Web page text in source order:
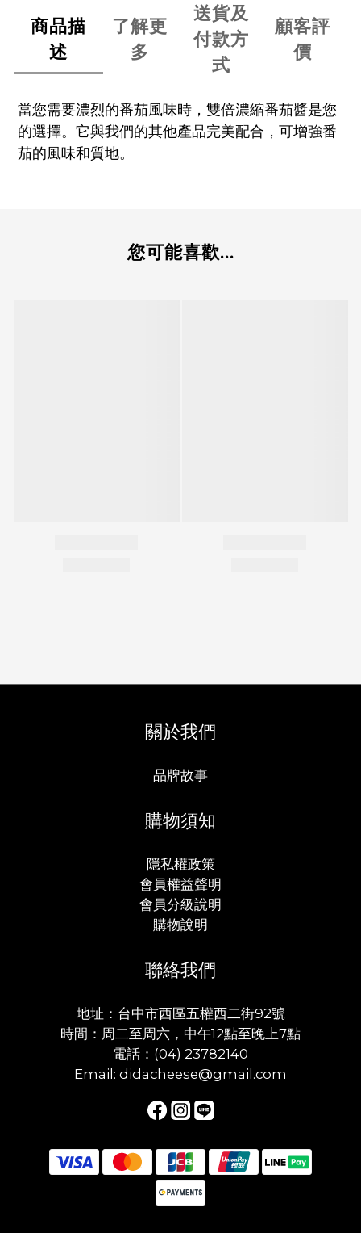
商品描
述
了解更
多
送貨及
付款方
式
顧客評
價
當您需要濃烈的番茄風味時，雙倍濃縮番茄醬是您
的選擇。它與我們的其他產品完美配合，可增強番
茄的風味和質地。
您可能喜歡...
關於我們
品牌故事
購物須知
隱私權政策
會員權益聲明
會員分級說明
購物說明
聯絡我們
地址：台中市西區五權西二街92號
時間：周二至周六，中午12點至晚上7點
電話：(04) 23782140
Email: didacheese@gmail.com